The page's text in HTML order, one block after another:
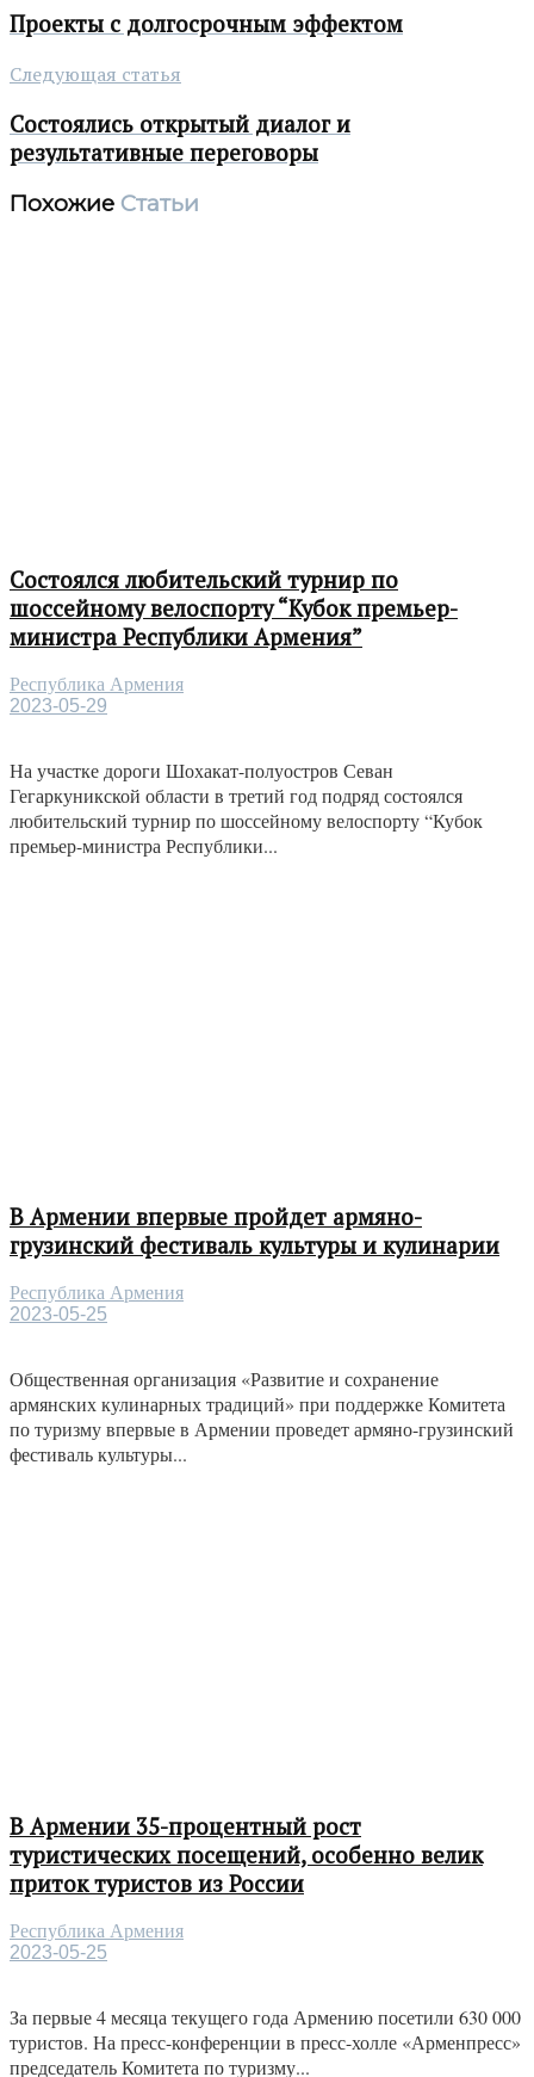
Проекты с долгосрочным эффектом
Следующая статья
Состоялись открытый диалог и
результативные переговоры
Похожие Статьи
Состоялся любительский турнир по
шоссейному велоспорту “Кубок премьер-
министра Республики Армения”
Республика Армения
2023-05-29
На участке дороги Шохакат-полуостров Севан
Гегаркуникской области в третий год подряд состоялся
любительский турнир по шоссейному велоспорту “Кубок
премьер-министра Республики...
В Армении впервые пройдет армяно-
грузинский фестиваль культуры и кулинарии
Республика Армения
2023-05-25
Общественная организация «Развитие и сохранение
армянских кулинарных традиций» при поддержке Комитета
по туризму впервые в Армении проведет армяно-грузинский
фестиваль культуры...
В Армении 35-процентный рост
туристических посещений, особенно велик
приток туристов из России
Республика Армения
2023-05-25
За первые 4 месяца текущего года Армению посетили 630 000
туристов. На пресс-конференции в пресс-холле «Арменпресс»
председатель Комитета по туризму...